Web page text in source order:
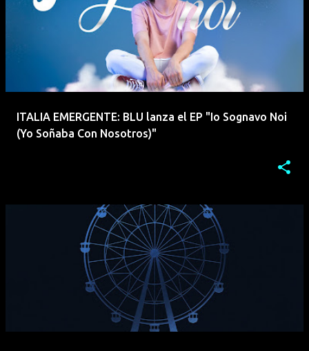
ITALIA EMERGENTE: BLU lanza el EP "Io Sognavo Noi
(Yo Soñaba Con Nosotros)"